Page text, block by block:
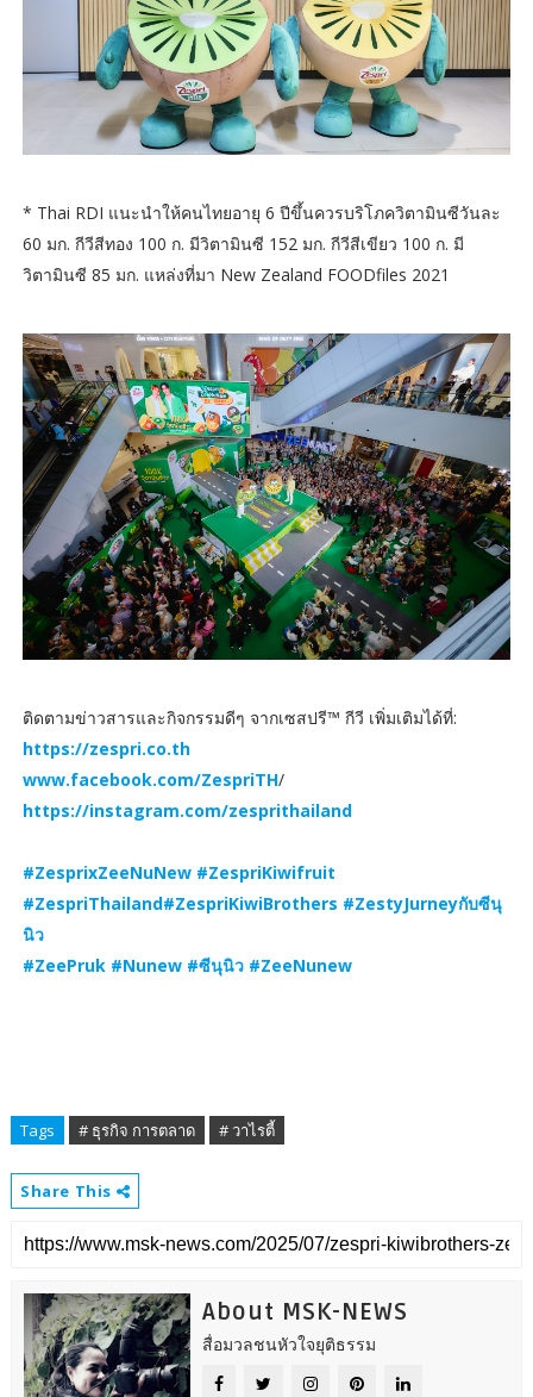
* Thai RDI แนะนำให้คนไทยอายุ 6 ปีขึ้นควรบริโภควิตามินซีวันละ
60 มก. กีวีสีทอง 100 ก. มีวิตามินซี 152 มก. กีวีสีเขียว 100 ก. มี
วิตามินซี 85 มก. แหล่งที่มา New Zealand FOODfiles 2021
ติดตามข่าวสารและกิจกรรมดีๆ จากเซสปรี™ กีวี เพิ่มเติมได้ที่:
https://zespri.co.th
www.facebook.com/ZespriTH/
https://instagram.com/zesprithailand
#ZesprixZeeNuNew #ZespriKiwifruit
#ZespriThailand#ZespriKiwiBrothers #ZestyJurneyกับซีนุ
นิว
#ZeePruk #Nunew #ซีนุนิว #ZeeNunew
Tags # ธุรกิจ การตลาด # วาไรตี้
Share This
About MSK-NEWS
สื่อมวลชนหัวใจยุติธรรม